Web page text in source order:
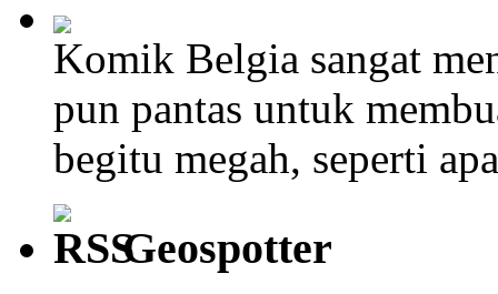
Komik Belgia sangat
pun pantas untuk
begitu megah, seperti
Geospotter